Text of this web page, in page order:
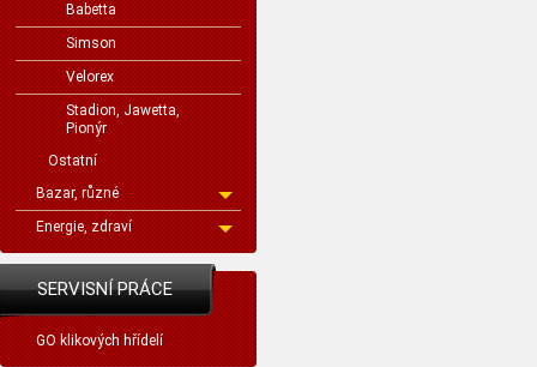
Babetta
Simson
Velorex
Stadion, Jawetta,
Pionýr
Ostatní
Bazar, různé
Energie, zdraví
SERVISNÍ PRÁCE
GO klikových hřídelí